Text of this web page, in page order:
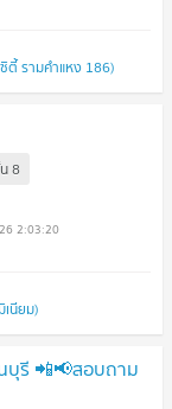
ตี้ รามคำแหง 186)
8
2:03:20
นียม)
บุรี 📲📢สอบถาม